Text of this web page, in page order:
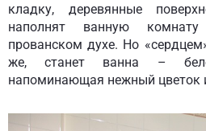
кладку, деревянные
наполнят ванную
прованском духе. Но
же, станет ванна –
напоминающая нежный цветок